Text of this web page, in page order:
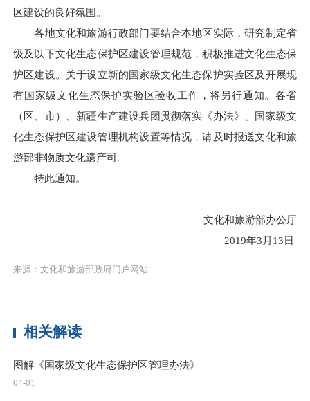
区建设的良好氛围。
各地文化和旅游行政部门要结合本地区实际，研究制定省
级及以下文化生态保护区建设管理规范，积极推进文化生态保
护区建设。关于设立新的国家级文化生态保护实验区及开展现
有国家级文化生态保护实验区验收工作，将另行通知。各省
（区、市）、新疆生产建设兵团贯彻落实《办法》、国家级文
化生态保护区建设管理机构设置等情况，请及时报送文化和旅
游部非物质文化遗产司。
特此通知。
文化和旅游部办公厅
2019年3月13日
来源：文化和旅游部政府门户网站
相关解读
图解《国家级文化生态保护区管理办法》
04-01